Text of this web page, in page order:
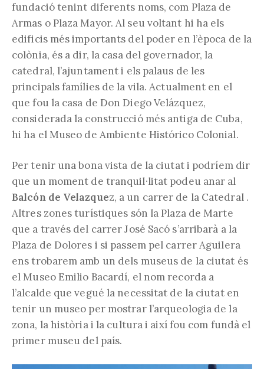
fundació tenint diferents noms, com Plaza de
Armas o Plaza Mayor. Al seu voltant hi ha els
edificis més importants del poder en l’època de la
colònia, és a dir, la casa del governador, la
catedral, l’ajuntament i els palaus de les
principals famílies de la vila. Actualment en el
que fou la casa de Don Diego Velázquez,
considerada la construcció més antiga de Cuba,
hi ha el Museo de Ambiente Histórico Colonial.
Per tenir una bona vista de la ciutat i podríem dir
que un moment de tranquil·litat podeu anar al
Balcón de Velazquez, a un carrer de la Catedral .
Altres zones turístiques són la Plaza de Marte
que a través del carrer José Sacó s’arribarà a la
Plaza de Dolores i si passem pel carrer Aguilera
ens trobarem amb un dels museus de la ciutat és
el Museo Emilio Bacardí, el nom recorda a
l’alcalde que vegué la necessitat de la ciutat en
tenir un museo per mostrar l’arqueologia de la
zona, la història i la cultura i així fou com fundà el
primer museu del país.